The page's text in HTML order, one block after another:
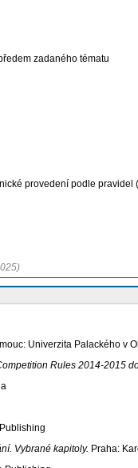
zadaného tématu
provedení podle pravidel
Univerzita Palackého v
Rules 2014-2015
Vybrané kapitoly. Praha: